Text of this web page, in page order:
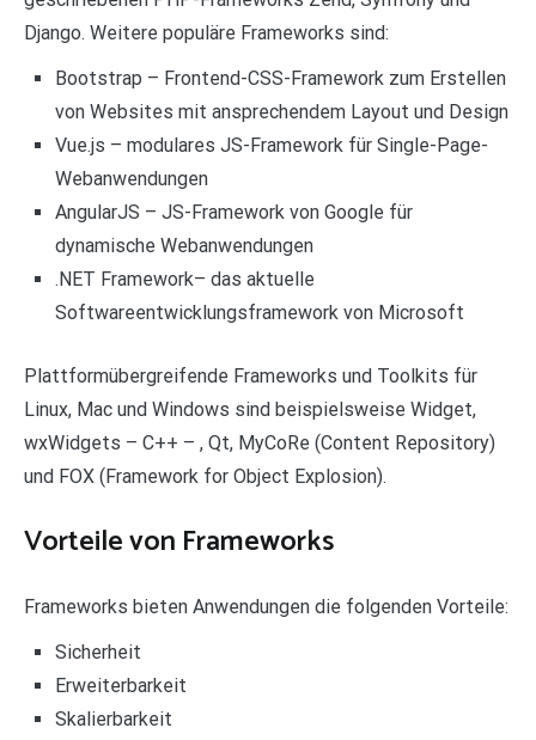
Django. Weitere populäre Frameworks sind:
Bootstrap – Frontend-CSS-Framework zum Erstellen
von Websites mit ansprechendem Layout und Design
Vue.js – modulares JS-Framework für Single-Page-
Webanwendungen
AngularJS – JS-Framework von Google für
dynamische Webanwendungen
.NET Framework– das aktuelle
Softwareentwicklungsframework von Microsoft
Plattformübergreifende Frameworks und Toolkits für
Linux, Mac und Windows sind beispielsweise Widget,
wxWidgets – C++ – , Qt, MyCoRe (Content Repository)
und FOX (Framework for Object Explosion).
Vorteile von Frameworks
Frameworks bieten Anwendungen die folgenden Vorteile:
Sicherheit
Erweiterbarkeit
Skalierbarkeit